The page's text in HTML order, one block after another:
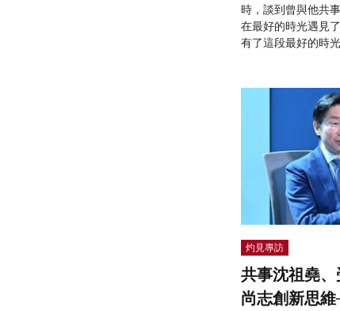
時，談到曾與他共
在最好的時光遇見
有了這段最好的時光
灼見專訪
共事沈祖堯
尚志創新思